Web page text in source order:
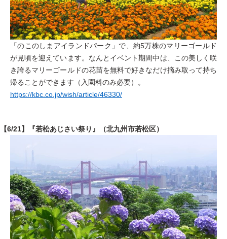
「のこのしまアイランドパーク」で、約5万株のマリーゴールド
が見頃を迎えています。なんとイベント期間中は、この美しく咲
き誇るマリーゴールドの花苗を無料で好きなだけ摘み取って持ち
帰ることができます（入園料のみ必要）。
https://kbc.co.jp/wish/article/46330/
【6/21】『若松あじさい祭り』（北九州市若松区）